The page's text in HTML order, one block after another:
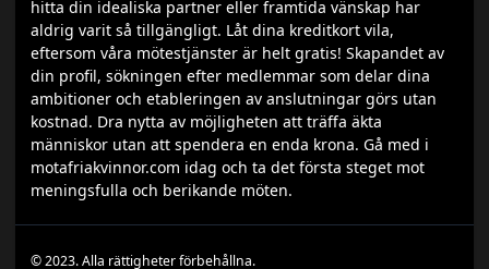
hitta din idealiska partner eller framtida vänskap har
aldrig varit så tillgängligt. Låt dina kreditkort vila,
eftersom våra mötestjänster är helt gratis! Skapandet av
din profil, sökningen efter medlemmar som delar dina
ambitioner och etableringen av anslutningar görs utan
kostnad. Dra nytta av möjligheten att träffa äkta
människor utan att spendera en enda krona. Gå med i
motafriakvinnor.com idag och ta det första steget mot
meningsfulla och berikande möten.
© 2023. Alla rättigheter förbehållna.